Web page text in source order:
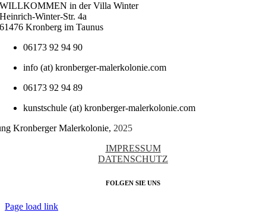
WILLKOMMEN in der Villa Winter
Heinrich-Winter-Str. 4a
61476 Kronberg im Taunus
06173 92 94 90
info (at) kronberger-malerkolonie.com
06173 92 94 89
kunstschule (at) kronberger-malerkolonie.com
Kronberger Malerkolonie, 2025
IMPRESSUM
DATENSCHUTZ
FOLGEN SIE UNS
Page load link